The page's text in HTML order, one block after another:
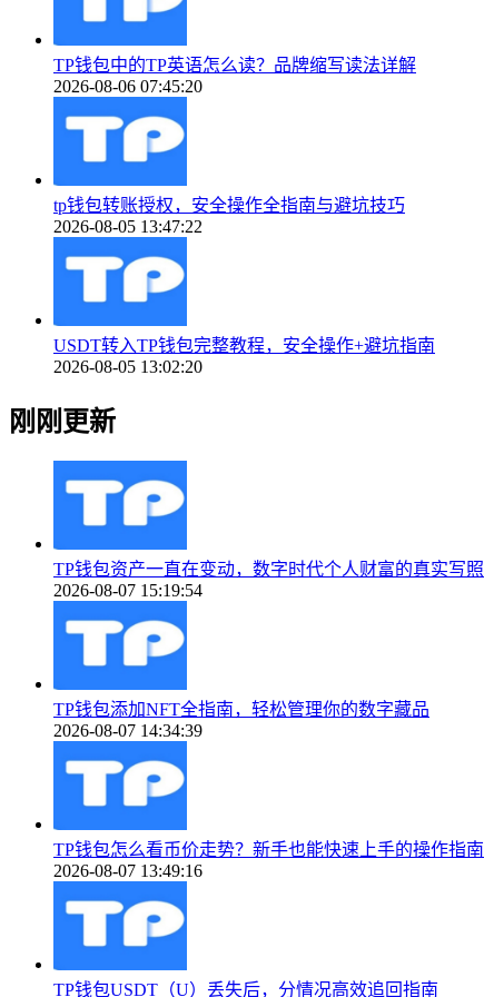
TP钱包中的TP英语怎么读？品牌缩写读法详解
2026-08-06 07:45:20
tp钱包转账授权，安全操作全指南与避坑技巧
2026-08-05 13:47:22
USDT转入TP钱包完整教程，安全操作+避坑指南
2026-08-05 13:02:20
刚刚更新
TP钱包资产一直在变动，数字时代个人财富的真实写照
2026-08-07 15:19:54
TP钱包添加NFT全指南，轻松管理你的数字藏品
2026-08-07 14:34:39
TP钱包怎么看币价走势？新手也能快速上手的操作指南
2026-08-07 13:49:16
TP钱包USDT（U）丢失后，分情况高效追回指南